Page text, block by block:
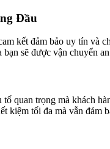
Đầu
kết đảm bảo uy tín và
sẽ được vận chuyển
quan trọng mà khách
kiệm tối đa mà vẫn